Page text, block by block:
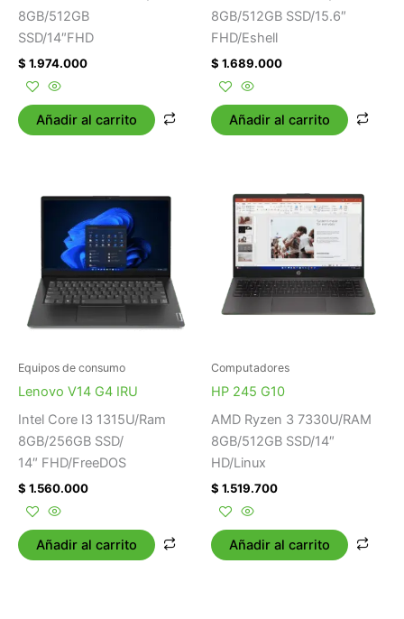
8GB/512GB
SSD/14″FHD
$ 1.974.000
Añadir al carrito
8GB/512GB SSD/15.6″
FHD/Eshell
$ 1.689.000
Añadir al carrito
Equipos de consumo
Lenovo V14 G4 IRU
Intel Core I3 1315U/Ram
8GB/256GB SSD/
14″ FHD/FreeDOS
$ 1.560.000
Añadir al carrito
Computadores
HP 245 G10
AMD Ryzen 3 7330U/RAM
8GB/512GB SSD/14″
HD/Linux
$ 1.519.700
Añadir al carrito